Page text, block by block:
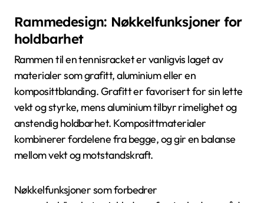
Rammedesign: Nøkkelfunksjoner for
holdbarhet
Rammen til en tennisracket er vanligvis laget av
materialer som grafitt, aluminium eller en
komposittblanding. Grafitt er favorisert for sin lette
vekt og styrke, mens aluminium tilbyr rimelighet og
anstendig holdbarhet. Komposittmaterialer
kombinerer fordelene fra begge, og gir en balanse
mellom vekt og motstandskraft.
Nøkkelfunksjoner som forbedrer